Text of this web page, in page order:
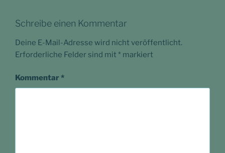
Schreibe einen Kommentar
Deine E-Mail-Adresse wird nicht veröffentlicht.
Erforderliche Felder sind mit * markiert
Kommentar *